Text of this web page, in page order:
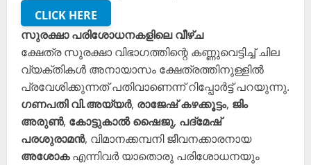
CLICK HERE
സുരക്ഷാ പരിശോധനകളിലെ വീഴ്ച
ക്ഷേത്ര സുരക്ഷാ വിഭാഗത്തിന്റെ കണ്ണുവെട്ടിച്ച് ചില
വ്യക്തികൾ അനായാസം ക്ഷേത്രത്തിനുള്ളിൽ
പ്രവേശിക്കുന്നത് പതിവാണെന്ന് റിപ്പോർട്ട് പറയുന്നു.
ഗണപതി വി.അയ്യർ, രാജേഷ് കഴക്കൂട്ടം, ജിം
അരുൺ, കോട്ടുകാൽ ഷൈജു, പദ്മേഷ്
പരശുരാമൻ, വിമാനക്കമ്പനി ജീവനക്കാരനായ
അശോകഎന്നിവർ യാതൊരു പരിശോധനയും